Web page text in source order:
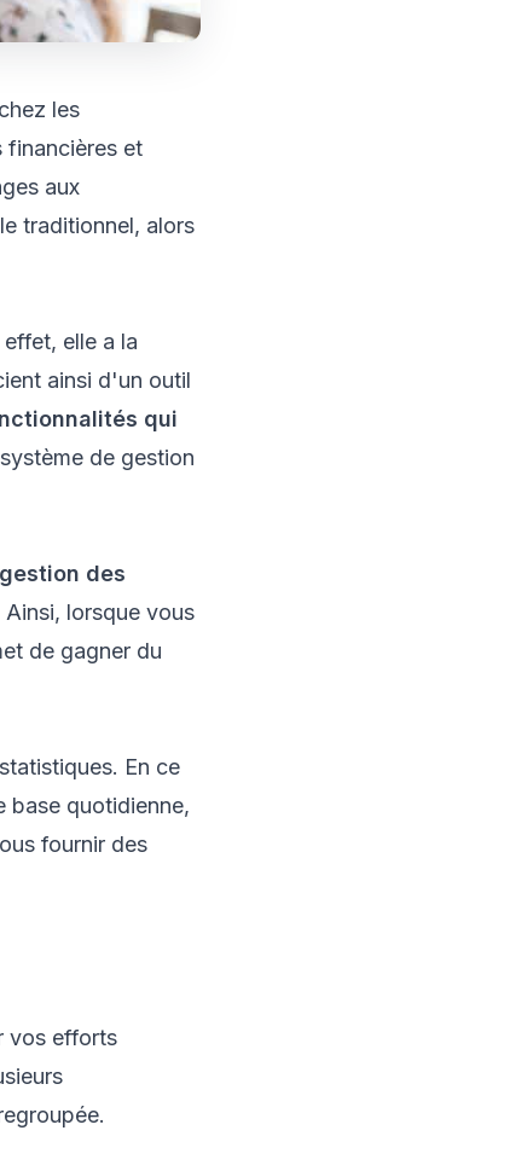
les
financières et
aux
traditionnel, alors
elle a la
ainsi d'un outil
qui
de gestion
des
lorsque vous
de gagner du
En ce
base quotidienne,
fournir des
vos efforts